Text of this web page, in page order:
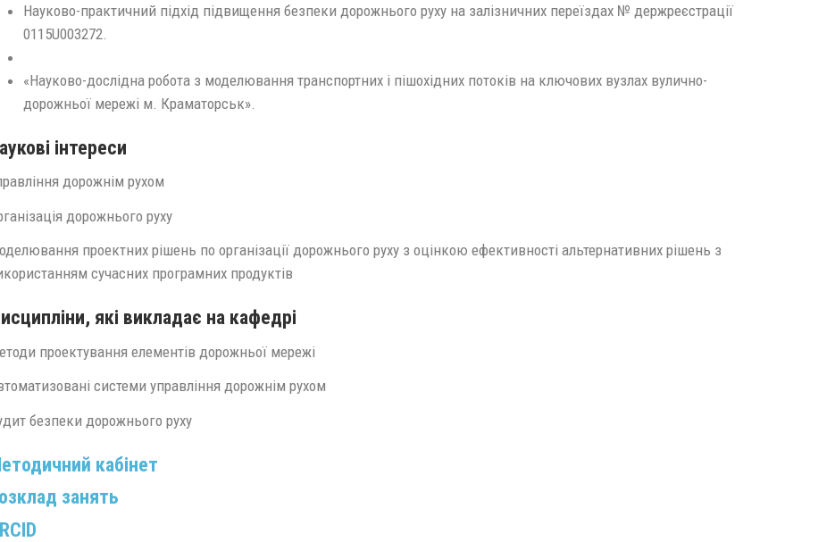
Науково-практичний підхід підвищення безпеки дорожнього руху на залізничних переїздах № держреєстрації
0115U003272.
«Науково-дослідна робота з моделювання транспортних і пішохідних потоків на ключових вузлах вулично-
дорожньої мережі м. Краматорськ».
інтереси
дорожнім рухом
дорожнього руху
проектних рішень по організації дорожнього руху з оцінкою ефективності альтернативних рішень з
сучасних програмних продуктів
які викладає на кафедрі
проектування елементів дорожньої мережі
системи управління дорожнім рухом
безпеки дорожнього руху
кабінет
занять